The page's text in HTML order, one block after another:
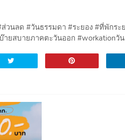
วนลด #วันธรรมดา #ระยอง #ที่พัก
ายสบายภาคตะวันออก #workationวั